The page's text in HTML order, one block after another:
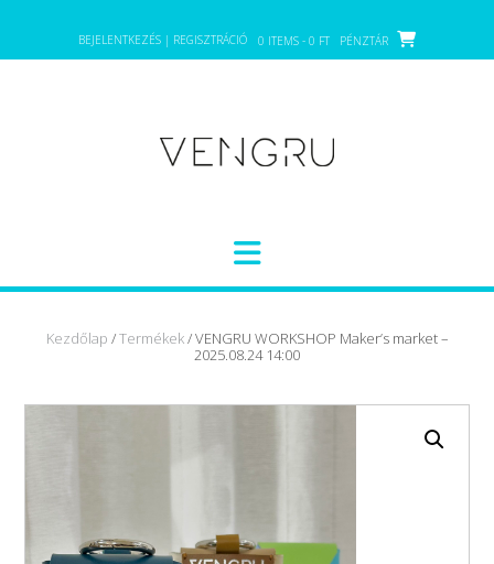
content
BEJELENTKEZÉS | REGISZTRÁCIÓ 0 ITEMS - 0 FT PÉNZTÁR
Kezdőlap /Termékek/ VENGRU WORKSHOP Maker’s market –
2025.08.24 14:00